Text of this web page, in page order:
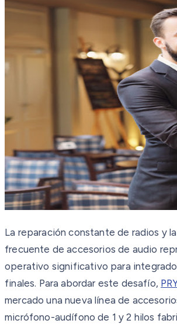
La reparación constante de radios y
frecuente de accesorios de audio
operativo significativo para
finales. Para abordar este desafío,
mercado una nueva línea de
micrófono-audífono de 1 y 2 hilos